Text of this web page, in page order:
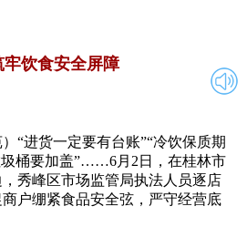
饮食安全屏障
进货一定要有台账”“冷饮保质期
圾桶要加盖”……6月2日，在桂林市
秀峰区市场监管局执法人员逐店
户绷紧食品安全弦，严守经营底